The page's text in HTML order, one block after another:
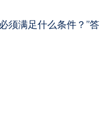
须满足什么条件？”答